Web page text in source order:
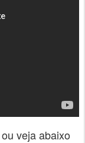
ou veja abaixo